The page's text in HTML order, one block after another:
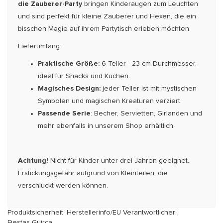
die Zauberer-Party bringen Kinderaugen zum Leuchten
und sind perfekt für kleine Zauberer und Hexen, die ein
bisschen Magie auf ihrem Partytisch erleben möchten.
Lieferumfang:
Praktische Größe: 6 Teller - 23 cm Durchmesser,
ideal für Snacks und Kuchen.
Magisches Design: jeder Teller ist mit mystischen
Symbolen und magischen Kreaturen verziert.
Passende Serie: Becher, Servietten, Girlanden und
mehr ebenfalls in unserem Shop erhältlich.
Achtung! Nicht für Kinder unter drei Jahren geeignet.
Erstickungsgefahr aufgrund von Kleinteilen, die
verschluckt werden können.
Produktsicherheit: Herstellerinfo/EU Verantwortlicher: